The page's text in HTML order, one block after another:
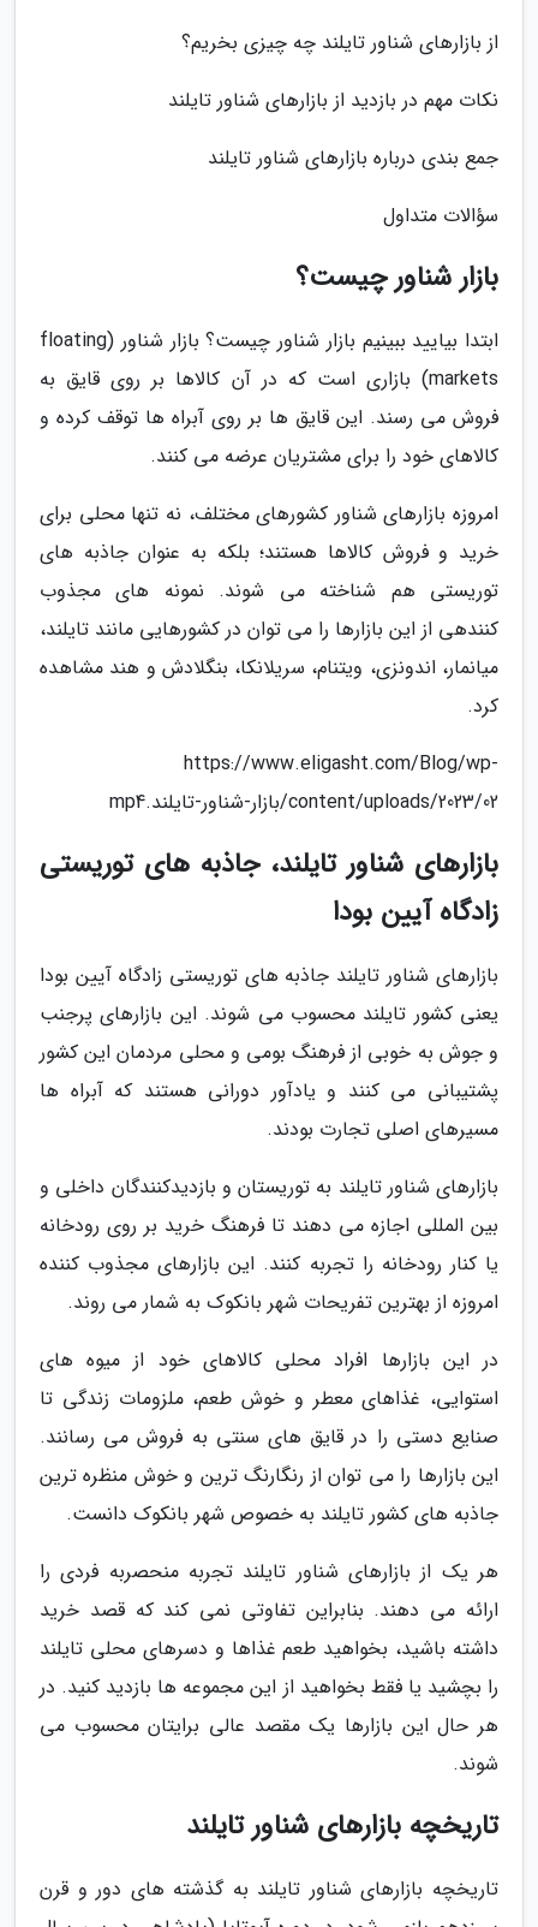
از بازارهای شناور تایلند چه چیزی بخریم؟
نکات مهم در بازدید از بازارهای شناور تایلند
جمع بندی درباره بازارهای شناور تایلند
سؤالات متداول
بازار شناور چیست؟
ابتدا بیایید ببینیم بازار شناور چیست؟ بازار شناور (floating
markets) بازاری است که در آن کالاها بر روی قایق به
فروش می رسند. این قایق ها بر روی آبراه ها توقف کرده و
کالاهای خود را برای مشتریان عرضه می کنند.
امروزه بازارهای شناور کشورهای مختلف، نه تنها محلی برای
خرید و فروش کالاها هستند؛ بلکه به عنوان جاذبه های
توریستی هم شناخته می شوند. نمونه های مجذوب
کنندهی از این بازارها را می توان در کشورهایی مانند تایلند،
میانمار، اندونزی، ویتنام، سریلانکا، بنگلادش و هند مشاهده
کرد.
https://www.eligasht.com/Blog/wp-
content/uploads/2023/02/بازار-شناور-تایلند.mp4
بازارهای شناور تایلند، جاذبه های توریستی
زادگاه آیین بودا
بازارهای شناور تایلند جاذبه های توریستی زادگاه آیین بودا
یعنی کشور تایلند محسوب می شوند. این بازارهای پرجنب
و جوش به خوبی از فرهنگ بومی و محلی مردمان این کشور
پشتیبانی می کنند و یادآور دورانی هستند که آبراه ها
مسیرهای اصلی تجارت بودند.
بازارهای شناور تایلند به توریستان و بازدیدکنندگان داخلی و
بین المللی اجازه می دهند تا فرهنگ خرید بر روی رودخانه
یا کنار رودخانه را تجربه کنند. این بازارهای مجذوب کننده
امروزه از بهترین تفریحات شهر بانکوک به شمار می روند.
در این بازارها افراد محلی کالاهای خود از میوه های
استوایی، غذاهای معطر و خوش طعم، ملزومات زندگی تا
صنایع دستی را در قایق های سنتی به فروش می رسانند.
این بازارها را می توان از رنگارنگ ترین و خوش منظره ترین
جاذبه های کشور تایلند به خصوص شهر بانکوک دانست.
هر یک از بازارهای شناور تایلند تجربه منحصربه فردی را
ارائه می دهند. بنابراین تفاوتی نمی کند که قصد خرید
داشته باشید، بخواهید طعم غذاها و دسرهای محلی تایلند
را بچشید یا فقط بخواهید از این مجموعه ها بازدید کنید. در
هر حال این بازارها یک مقصد عالی برایتان محسوب می
شوند.
تاریخچه بازارهای شناور تایلند
تاریخچه بازارهای شناور تایلند به گذشته های دور و قرن